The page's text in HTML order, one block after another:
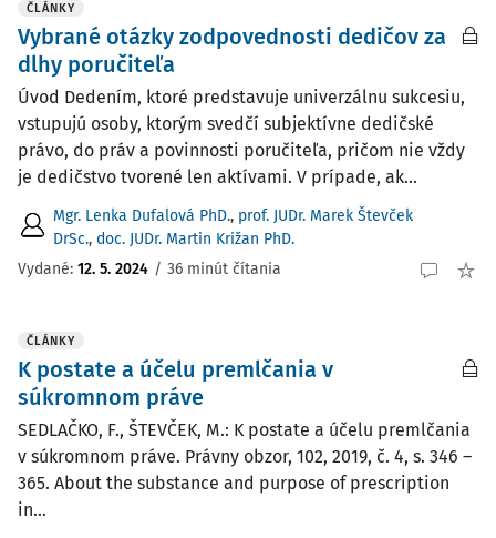
ČLÁNKY
Vybrané otázky zodpovednosti dedičov za
dlhy poručiteľa
Úvod Dedením, ktoré predstavuje univerzálnu sukcesiu,
vstupujú osoby, ktorým svedčí subjektívne dedičské
právo, do práv a povinnosti poručiteľa, pričom nie vždy
je dedičstvo tvorené len aktívami. V prípade, ak...
Mgr. Lenka Dufalová PhD., prof. JUDr. Marek Števček
DrSc., doc. JUDr. Martin Križan PhD.
Vydané: 12. 5. 2024 / 36 minút čítania
ČLÁNKY
K postate a účelu premlčania v
súkromnom práve
SEDLAČKO, F., ŠTEVČEK, M.: K postate a účelu premlčania
v súkromnom práve. Právny obzor, 102, 2019, č. 4, s. 346 –
365. About the substance and purpose of prescription
in...